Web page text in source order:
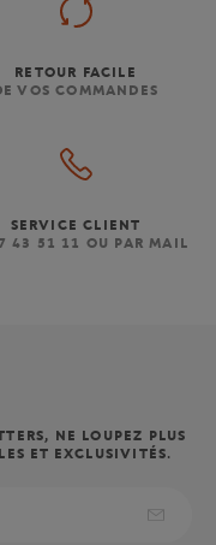
RETOUR FACILE
VOS COMMANDES
SERVICE CLIENT
43 51 11 OU PAR MAIL
NE LOUPEZ PLUS
ET EXCLUSIVITÉS.